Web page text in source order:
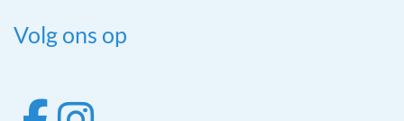
Volg ons op